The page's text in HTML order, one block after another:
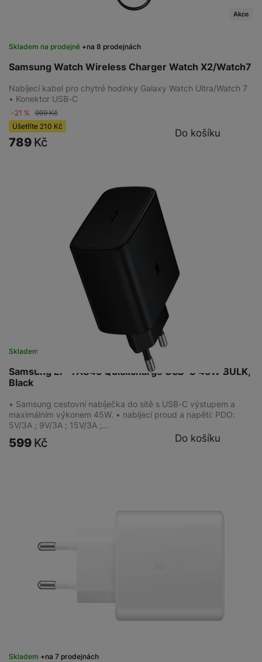
Samsung Watch Wireless Charger Watch X2/Watch7
Skladem na prodejně na 8 prodejnách
Akce
Nabíjecí kabel pro chytré hodinky Galaxy Watch Ultra/Watch 7
• Konektor USB-C
-21 % 999Kč
Ušetříte 210 Kč
789 Kč
Do košíku
Samsung EP-TA845 Quickcharge USB-C 45W BULK,
Black
Skladem
• Samsung cestovní nabíječka do sítě s USB-C výstupem a
maximálním výkonem 45W. • nabíjecí proud a napětí: PDO:
5V/3A ; 9V/3A ; 15V/3A ;…
599 Kč Do košíku
Skladem na 7 prodejnách